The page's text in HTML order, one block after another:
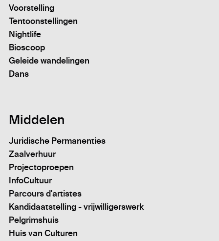
Voorstelling
Tentoonstellingen
Nightlife
Bioscoop
Geleide wandelingen
Dans
Middelen
Juridische Permanenties
Zaalverhuur
Projectoproepen
InfoCultuur
Parcours d'artistes
Kandidaatstelling - vrijwilligerswerk
Pelgrimshuis
Huis van Culturen